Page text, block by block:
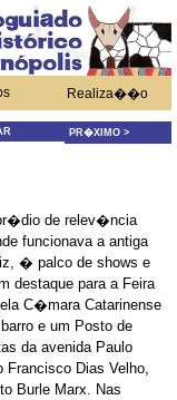
Realiza��o
PR�XIMO >
de relev�ncia
funcionava a antiga
� palco de shows e
destaque para a Feira
C�mara Catarinense
e um Posto de
da avenida Paulo
Dias Velho,
Burle Marx. Nas